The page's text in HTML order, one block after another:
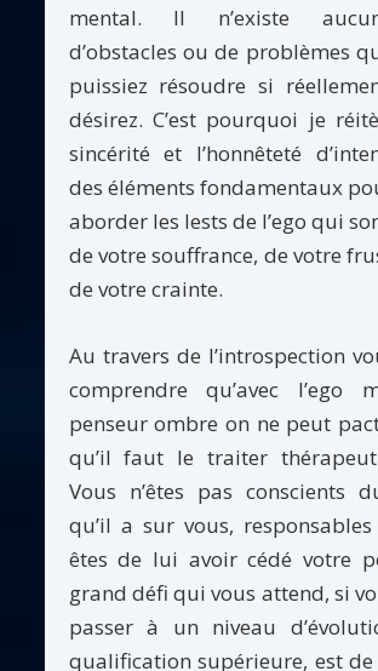
mental. Il n’existe
d’obstacles ou de problèmes
puissiez résoudre si
désirez. C’est pourquoi je
sincérité et l’honnêteté
des éléments fondamentaux
aborder les lests de l’ego qui
de votre souffrance, de votre
de votre crainte.
Au travers de l’introspection
comprendre qu’avec l’ego
penseur ombre on ne peut
qu’il faut le traiter
Vous n’êtes pas conscients
qu’il a sur vous,
êtes de lui avoir cédé votre
grand défi qui vous attend, si
passer à un niveau
qualification supérieure, est